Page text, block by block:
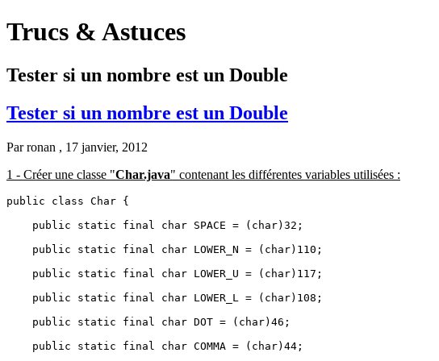
Trucs & Astuces
Tester si un nombre est un Double
Tester si un nombre est un Double
Parronan , 17 janvier, 2012
1 - Créer une classe "Char.java" contenant les différentes variables utilisées :
public class Char {
    public static final char SPACE = (char)32;
    public static final char LOWER_N = (char)110;
    public static final char LOWER_U = (char)117;
    public static final char LOWER_L = (char)108;
    public static final char DOT = (char)46;
    public static final char COMMA = (char)44;